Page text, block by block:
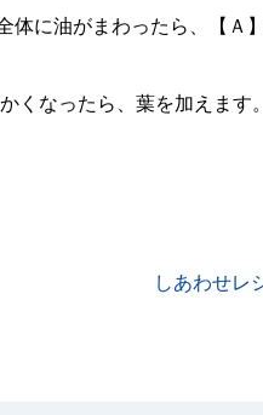
体に油がまわったら、【Ａ
くなったら、葉を加えます
しあわせレ